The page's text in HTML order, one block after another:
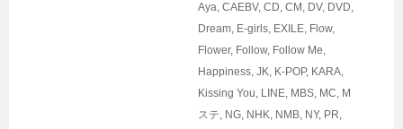
Aya, CAEBV, CD, CM , DV, DVD,
Dream, E-girls, EXILE, Flow,
Flower, Follow, Follow Me,
Happiness, JK, K-POP, KARA,
Kissing You, LINE, MBS, MC, M
ステ, NG, NHK, NMB, NY, PR,